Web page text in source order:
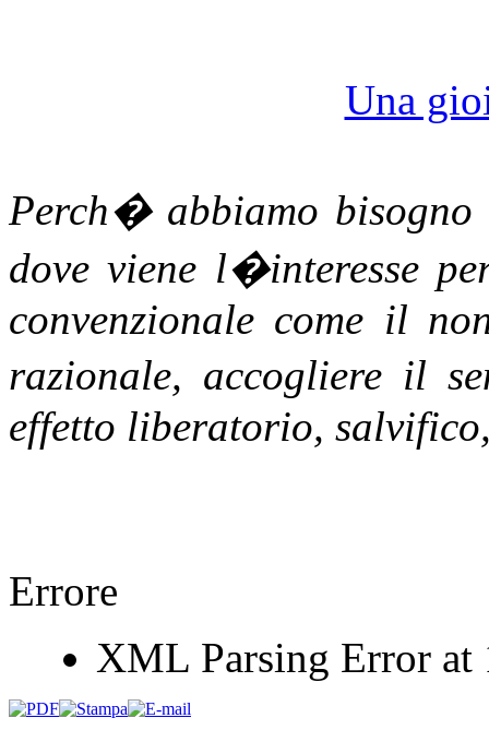
Una
Perch� abbiamo
dove viene l�interesse
convenzionale come il
razionale, accogliere il
effetto liberatorio,
Errore
XML Parsing Error at